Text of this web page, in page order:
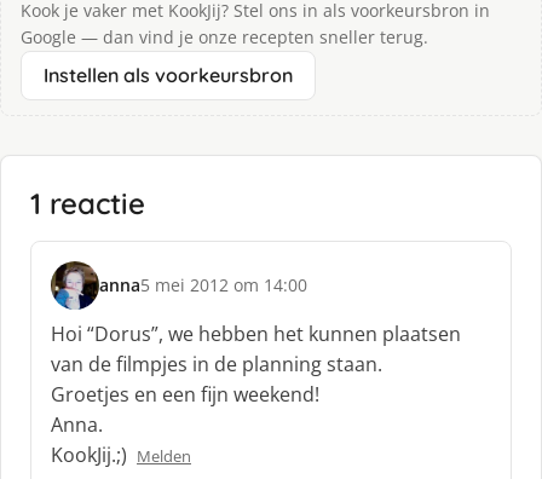
Kook je vaker met KookJij? Stel ons in als voorkeursbron in
Google — dan vind je onze recepten sneller terug.
Instellen als voorkeursbron
1 reactie
anna
s
c
h
r
e
e
f
5 mei 2012 om 14:00
Hoi “Dorus”, we hebben het kunnen plaatsen
van de filmpjes in de planning staan.
Groetjes en een fijn weekend!
Anna.
KookJij.;) Melden